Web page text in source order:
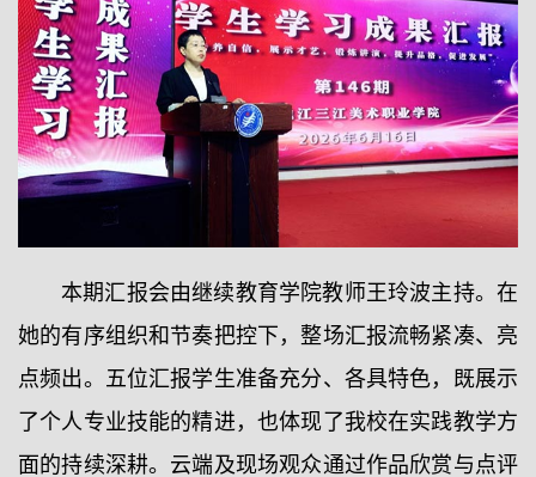
本期汇报会由继续教育学院教师王玲波主持。在
她的有序组织和节奏把控下，整场汇报流畅紧凑、亮
点频出。五位汇报学生准备充分、各具特色，既展示
了个人专业技能的精进，也体现了我校在实践教学方
面的持续深耕。云端及现场观众通过作品欣赏与点评